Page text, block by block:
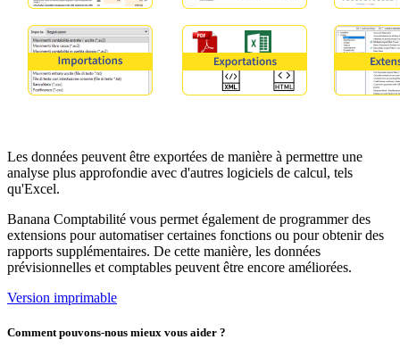
Les données peuvent être exportées de manière à permettre une
analyse plus approfondie avec d'autres logiciels de calcul, tels
qu'Excel.
Banana Comptabilité vous permet également de programmer des
extensions pour automatiser certaines fonctions ou pour obtenir des
rapports supplémentaires. De cette manière, les données
prévisionnelles et comptables peuvent être encore améliorées.
Version imprimable
Comment pouvons-nous mieux vous aider ?